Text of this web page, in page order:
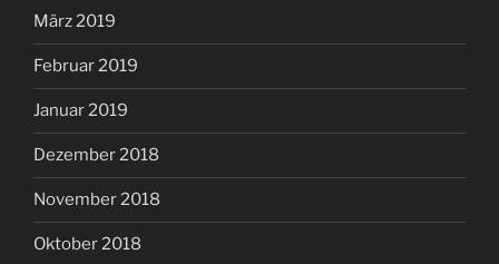
März 2019
Februar 2019
Januar 2019
Dezember 2018
November 2018
Oktober 2018